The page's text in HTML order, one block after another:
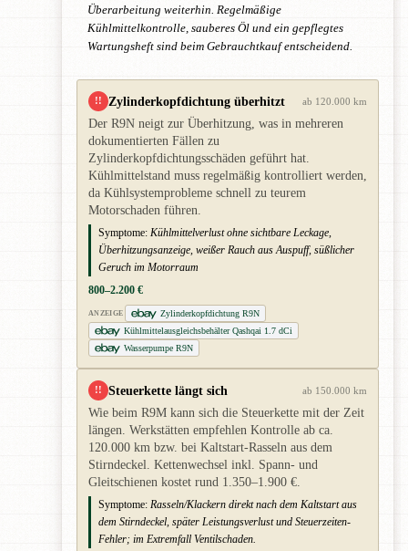
Überarbeitung weiterhin. Regelmäßige
Kühlmittelkontrolle, sauberes Öl und ein gepflegtes
Wartungsheft sind beim Gebrauchtkauf entscheidend.
!! Zylinderkopfdichtung überhitzt ab 120.000 km
Der R9N neigt zur Überhitzung, was in mehreren
dokumentierten Fällen zu
Zylinderkopfdichtungsschäden geführt hat.
Kühlmittelstand muss regelmäßig kontrolliert werden,
da Kühlsystemprobleme schnell zu teurem
Motorschaden führen.
Symptome: Kühlmittelverlust ohne sichtbare Leckage,
Überhitzungsanzeige, weißer Rauch aus Auspuff, süßlicher
Geruch im Motorraum
800–2.200 €
ANZEIGE
Zylinderkopfdichtung R9N
Kühlmittelausgleichsbehälter Qashqai 1.7 dCi
Wasserpumpe R9N
!! Steuerkette längt sich ab 150.000 km
Wie beim R9M kann sich die Steuerkette mit der Zeit
längen. Werkstätten empfehlen Kontrolle ab ca.
120.000 km bzw. bei Kaltstart-Rasseln aus dem
Stirndeckel. Kettenwechsel inkl. Spann- und
Gleitschienen kostet rund 1.350–1.900 €.
Symptome: Rasseln/Klackern direkt nach dem Kaltstart aus
dem Stirndeckel, später Leistungsverlust und Steuerzeiten-
Fehler; im Extremfall Ventilschaden.